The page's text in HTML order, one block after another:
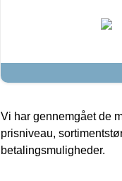
Vi har gennemgået de
prisniveau,
betalingsmuligheder.